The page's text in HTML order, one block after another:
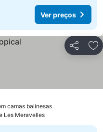
Ver preços
Partilhar
camas balinesas
Les Meravelles